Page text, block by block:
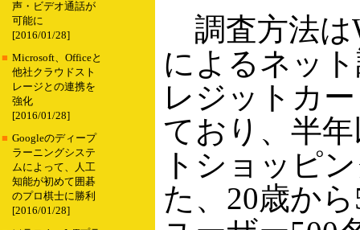
声・ビデオ通話が
可能に
[2016/01/28]
■ Microsoft、Officeと
他社クラウドスト
レージとの連携を
強化
[2016/01/28]
■ Googleのディープ
ラーニングシステ
ムによって、人工
知能が初めて囲碁
のプロ棋士に勝利
[2016/01/28]
調査方法は
によるネッ
レジットカ
ており、半
トショッピ
た、20歳か